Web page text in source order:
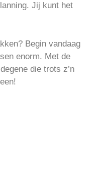
Jij kunt het
Begin vandaag
enorm. Met de
die trots z’n